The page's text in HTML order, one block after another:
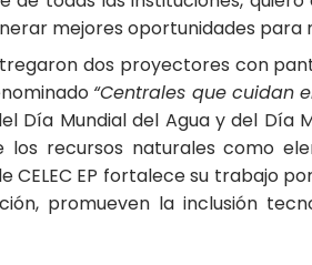
mejores oportunidades para
dos proyectores con
“Centrales que cuidan
Día Mundial del Agua y del
recursos naturales como
CELEC EP fortalece su trabajo
promueven la inclusión